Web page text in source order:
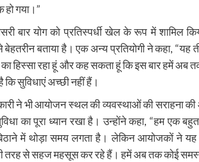
हो गया।”
बार योग को प्रतिस्पर्धी खेल के रूप में शामिल
बताया है। एक अन्य प्रतियोगी ने कहा, “यह
का हिस्सा रहा हूं और कह सकता हूं कि इस बार हमें अब
सुविधाएं अच्छी नहीं हैं।
ने भी आयोजन स्थल की व्यवस्थाओं की सराहना
का पूरा ध्यान रखा है। उन्होंने कहा, “हम एक
में थोड़ा समय लगता है। लेकिन आयोजकों ने
तरह से सहज महसूस कर रहे हैं। हमें अब तक कोई